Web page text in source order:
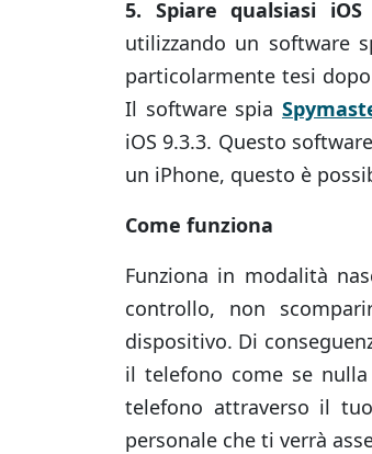
5. Spiare qualsiasi iOS
utilizzando un software
particolarmente tesi
Il software spia
iOS 9.3.3. Questo
un iPhone, questo è
Come funziona
Funziona in modalità
controllo, non
dispositivo. Di
il telefono come se
telefono attraverso il
personale che ti verrà